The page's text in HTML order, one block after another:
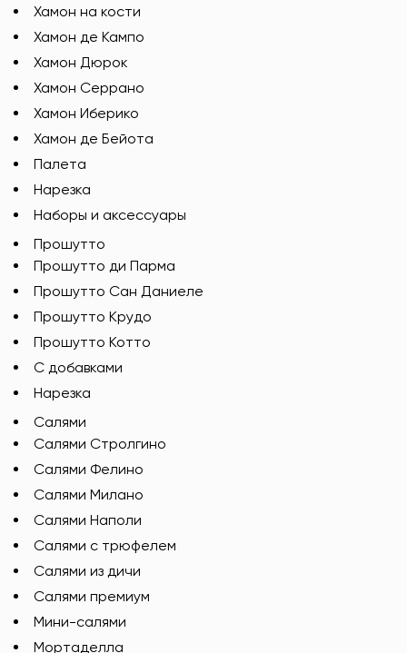
Хамон на кости
Хамон де Кампо
Хамон Дюрок
Хамон Серрано
Хамон Иберико
Хамон де Бейота
Палета
Нарезка
Наборы и аксессуары
Прошутто
Прошутто ди Парма
Прошутто Сан Даниеле
Прошутто Крудо
Прошутто Котто
С добавками
Нарезка
Салями
Салями Стролгино
Салями Фелино
Салями Милано
Салями Наполи
Салями с трюфелем
Салями из дичи
Салями премиум
Мини-салями
Мортаделла